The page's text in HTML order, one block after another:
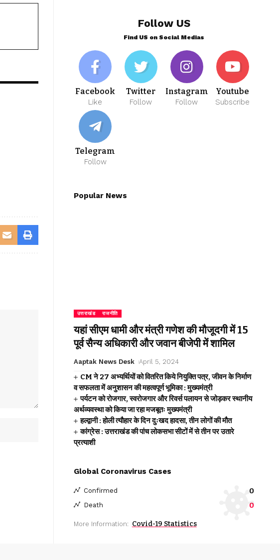
Follow US
Find US on Social Medias
Facebook
Like
Twitter
Follow
Instagram
Follow
Youtube
Subscribe
Telegram
Follow
Popular News
उत्तराखंड राजनीति
यहां सीएम धामी और मंत्री गणेश की मौजूदगी में 15
पूर्व सैन्य अधिकारी और जवान बीजेपी में शामिल
Aaptak News Desk April 5, 2024
CM ने 27 अभ्यर्थियों को वितरित किये नियुक्ति पत्र, जीवन के निर्माण
व सफलता में अनुशासन की महत्वपूर्ण भूमिका : मुख्यमंत्री
पर्यटन को रोजगार, स्वरोजगार और रिवर्स पलायन से जोड़कर स्थानीय
अर्थव्यवस्था को किया जा रहा मजबूतः मुख्यमंत्री
हल्द्वानी : होली त्यौहार के दिन दुःखद हादसा, तीन लोगों की मौत
कांग्रेस : उत्तराखंड की पांच लोकसभा सीटों में से तीन पर उतारे
प्रत्याशी
Global Coronavirus Cases
Confirmed 0
Death 0
More Information: Covid-19 Statistics